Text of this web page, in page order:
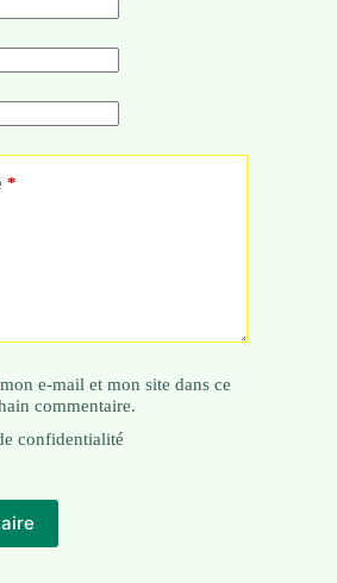
*
e-mail et mon site dans ce
commentaire.
confidentialité